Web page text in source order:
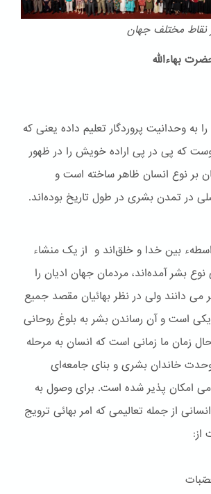
نقاط مختلف جهان
بهاءالله
به وحدانیت پروردگار تعلیم داده یعنی که
که پی در پی اراده خویش را در ظهور
بر نوع انسان ظاهر ساخته است و
در تمدن بشری در طول تاریخ بوده‌اند.
بین خدا و خلق‌اند و از یک منشاء
بشر آمده‌اند، مردمان جهان ادیان را
می دانند ولی در نظر بهائیان مقصد جمیع
یکی است و آن رساندن بشر به بلوغ روحانی
زمان ما زمانی است که انسان به مرحله
خاندان بشری و بنای جامعه‌ای
امکان پذیر شده است. برای وصول به
از جمله تعالیمی که امر بهائی ترویج
از: